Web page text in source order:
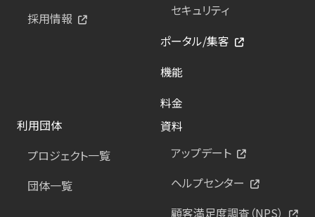
採用情報
セキュリティ
ポータル/集客
機能
料金
利用団体
プロジェクト一覧
団体一覧
資料
アップデート
ヘルプセンター
顧客満足度調査（NPS）